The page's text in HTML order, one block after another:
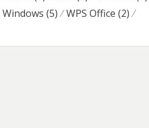
Windows (5) WPS Office (2)